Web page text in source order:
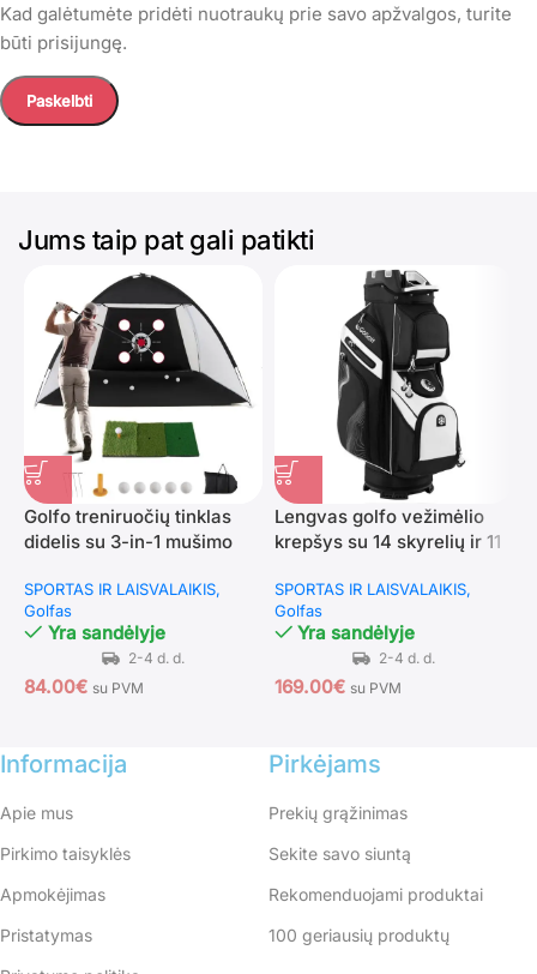
Kad galėtumėte pridėti nuotraukų prie savo apžvalgos, turite
būti prisijungę.
Jums taip pat gali patikti
Golfo treniruočių tinklas
didelis su 3-in-1 mušimo
SPORTAS IR LAISVALAIKIS
Golfas
Yra sandėlyje
84.00€ su PVM
Lengvas golfo vežimėlio
krepšys su 14 skyrelių ir 11
SPORTAS IR LAISVALAIKIS
Golfas
Yra sandėlyje
169.00€ su PVM
Informacija
Apie mus
Pirkimo taisyklės
Apmokėjimas
Pristatymas
Pirkėjams
Prekių grąžinimas
Sekite savo siuntą
Rekomenduojami produktai
100 geriausių produktų